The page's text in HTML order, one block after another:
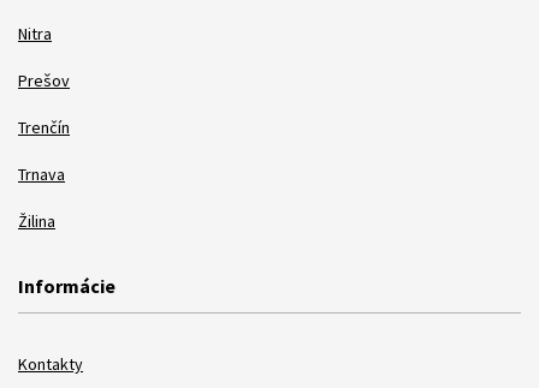
Nitra
Prešov
Trenčín
Trnava
Žilina
Informácie
Kontakty